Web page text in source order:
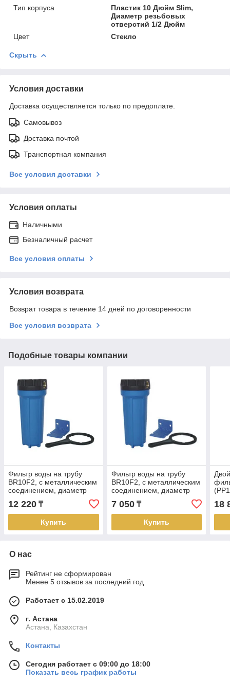
Тип корпуса
Пластик 10 Дюйм Slim,
Диаметр резьбовых
отверстий 1/2 Дюйм
Цвет
Стекло
Скрыть
Условия доставки
Доставка осуществляется только по предоплате.
Самовывоз
Доставка почтой
Транспортная компания
Все условия доставки
Условия оплаты
Наличными
Безналичный расчет
Все условия оплаты
Условия возврата
Возврат товара в течение 14 дней по договоренности
Все условия возврата
Подобные товары компании
Фильтр воды на трубу
BR10F2, с металлическим
соединением, диаметр
резьбы 20мм
12 220 ₸
Купить
Фильтр воды на трубу
BR10F2, с металлическим
соединением, диаметр
резьбы 15мм
7 050₸
Купить
1/2"
18
О нас
Рейтинг не сформирован
Менее 5 отзывов за последний год
Работает с 15.02.2019
г. Астана
Астана, Казахстан
Контакты
Сегодня работает с 09:00 до 18:00
Показать весь график работы